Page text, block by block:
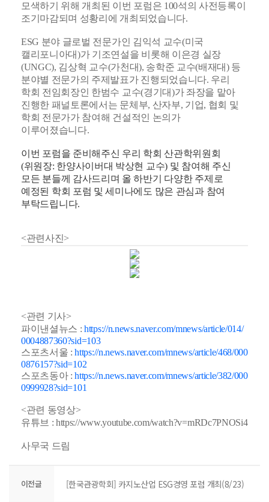
모색하기 위해 개최된 이번 포럼은 100석의 사전등록이
조기마감되며 성황리에 개최되었습니다.
ESG 분야 글로벌 전문가인 김익석 교수(미국
캘리포니아대)가 기조연설을 비롯해 이은경 실장
(UNGC), 김상혁 교수(가천대), 송학준 교수(배재대) 등
분야별 전문가의 주제발표가 진행되었습니다. 우리
학회 전임회장인 한범수 교수(경기대)가 좌장을 맡아
진행한 패널토론에서는 문체부, 산자부, 기업, 협회 및
학회 전문가가 참여해 건설적인 논의가
이루어졌습니다.
이번 포럼을 준비해주신 우리 학회 산관학위원회
(위원장: 한양사이버대 박상현 교수) 및 참여해 주신
모든 분들께 감사드리며 올 하반기 다양한 주제로
예정된 학회 포럼 및 세미나에도 많은 관심과 참여
부탁드립니다.
<관련사진>
<관련 기사>
파이낸셜뉴스 :https://n.news.naver.com/mnews/article/014/
0004887360?sid=103
스포츠서울 :https://n.news.naver.com/mnews/article/468/000
0876157?sid=102
스포츠동아 :https://n.news.naver.com/mnews/article/382/000
0999928?sid=101
<관련 동영상>
유튜브 :https://www.youtube.com/watch?v=mRDc7PNOSi4
사무국 드림
이전글 [한국관광학회] 카지노산업 ESG경영 포럼 개최(8/23)